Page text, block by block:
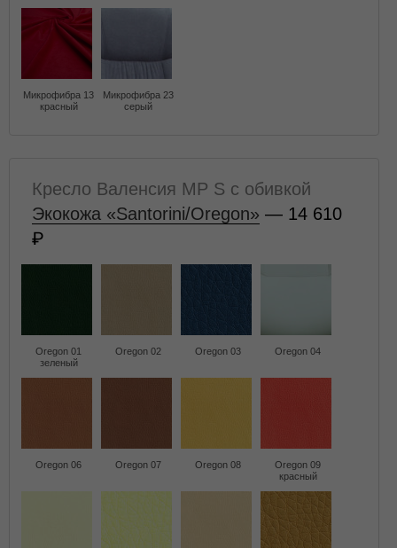
Микрофибра 13
красный
Микрофибра 23
серый
Кресло Валенсия MP S с обивкой
Экокожа «Santorini/Oregon» — 14 610
Oregon 01
зеленый
Oregon 02 Oregon 03 Oregon 04
Oregon 06 Oregon 07 Oregon 08
Oregon 09
красный